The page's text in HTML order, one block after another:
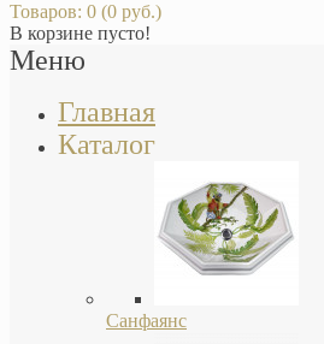
Товаров: 0 (0 руб.)
В корзине пусто!
Меню
Главная
Каталог
Санфаянс